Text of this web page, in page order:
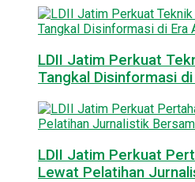
LDII Jatim Perkuat
Tangkal Disinformasi di
LDII Jatim Perkuat
Lewat Pelatihan